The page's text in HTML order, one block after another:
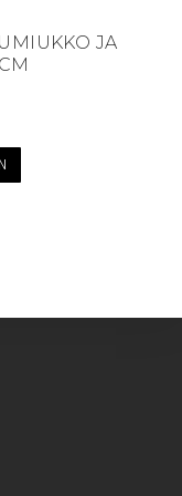
JA